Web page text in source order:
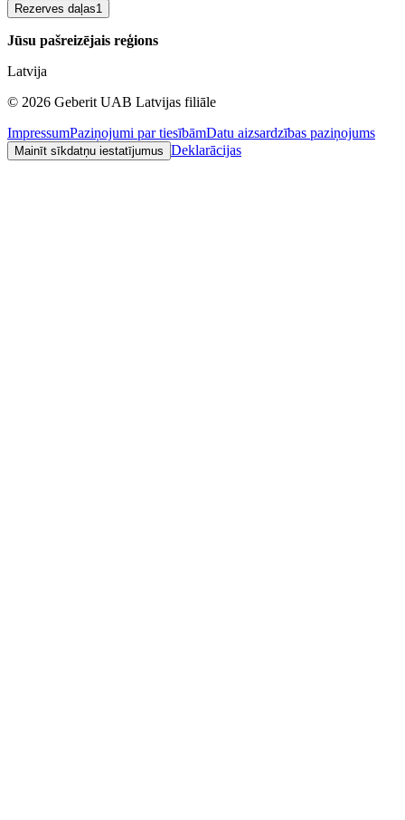
Rezerves daļas1
Jūsu pašreizējais reģions
Latvija
© 2026 Geberit UAB Latvijas filiāle
ImpressumPaziņojumi par tiesībāmDatu aizsardzības paziņojums
Mainīt sīkdatņu iestatījumus Deklarācijas